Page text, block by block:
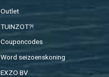
Out­let
TUIN­ZOT?!
Cou­pon­co­des
Word sei­zoens­ko­ning
EXZO BV